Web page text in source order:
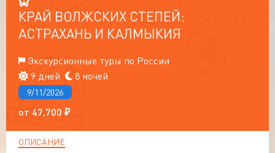
КРАЙ ВОЛЖСКИХ СТЕПЕЙ:
АСТРАХАНЬ И КАЛМЫКИЯ
Экскурсионные туры по России
9 дней
8 ночей
9/11/2026
от 47,700 ₽
ОПИСАНИЕ